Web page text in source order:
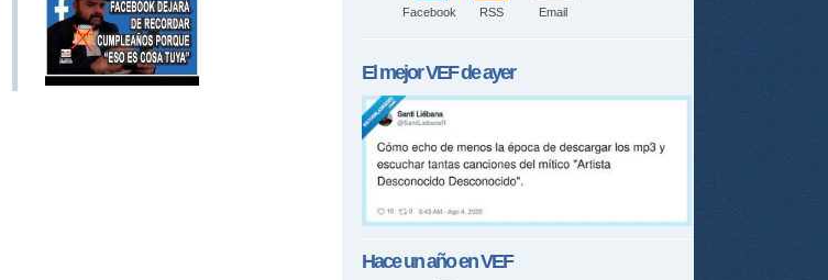
Facebook RSS Email
El mejorVEFde ayer
Hace un año enVEF